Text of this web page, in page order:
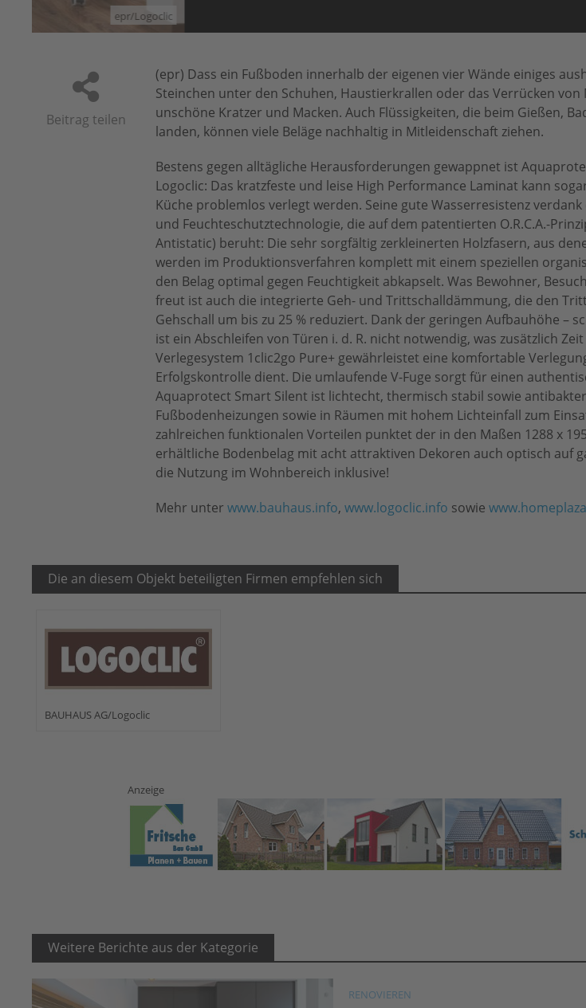
Beitrag teilen
(epr) Dass ein Fußboden innerhalb der eigenen vier Wände einiges
Steinchen unter den Schuhen, Haustierkrallen oder das Verrücken
unschöne Kratzer und Macken. Auch Flüssigkeiten, die beim Gießen,
landen, können viele Beläge nachhaltig in Mitleidenschaft ziehen.
Bestens gegen alltägliche Herausforderungen gewappnet ist
Logoclic: Das kratzfeste und leise High Performance Laminat kann
Küche problemlos verlegt werden. Seine gute Wasserresistenz
und Feuchteschutztechnologie, die auf dem patentierten O.R.C.A.-
Antistatic) beruht: Die sehr sorgfältig zerkleinerten Holzfasern, aus
werden im Produktionsverfahren komplett mit einem speziellen
den Belag optimal gegen Feuchtigkeit abkapselt. Was Bewohner,
freut ist auch die integrierte Geh- und Trittschalldämmung, die den
Gehschall um bis zu 25 % reduziert. Dank der geringen Aufbauhöhe –
ist ein Abschleifen von Türen i. d. R. nicht notwendig, was zusätzlich
Verlegesystem 1clic2go Pure+ gewährleistet eine komfortable
Erfolgskontrolle dient. Die umlaufende V-Fuge sorgt für einen
Aquaprotect Smart Silent ist lichtecht, thermisch stabil sowie
Fußbodenheizungen sowie in Räumen mit hohem Lichteinfall zum
zahlreichen funktionalen Vorteilen punktet der in den Maßen 1288 x
erhältliche Bodenbelag mit acht attraktiven Dekoren auch optisch auf
die Nutzung im Wohnbereich inklusive!
Mehr unter www.bauhaus.info, www.logoclic.info sowie
Die an diesem Objekt beteiligten Firmen empfehlen sich
BAUHAUS AG/Logoclic
Anzeige
Weitere Berichte aus der Kategorie
RENOVIEREN